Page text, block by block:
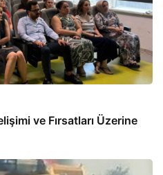
ve Fırsatları Üzerine